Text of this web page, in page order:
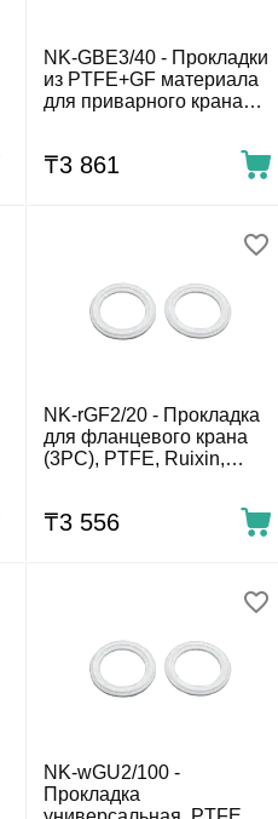
NK-GBE3/40 - Прокладки
из PTFE+GF материала
для приварного крана
₸3 861
NK-rGF2/20 - Прокладка
для фланцевого крана
(3PC), PTFE, Ruixin,
₸3 556
NK-wGU2/100 -
Прокладка